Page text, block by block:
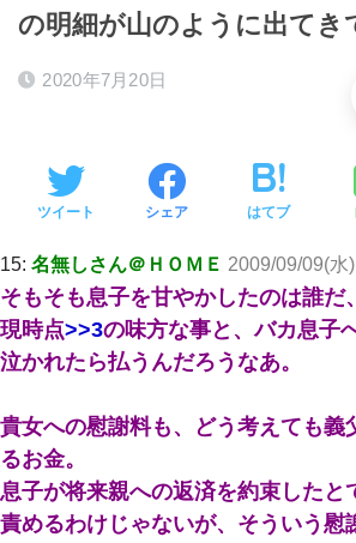
の明細が山のように出てき
2020年7月20日
ツイート シェア はてブ
15: 名無しさん＠ＨＯＭＥ 2009/09/09(水
そもそも息子を甘やかしたのは誰だ
現時点>>3の味方な事と、バカ息子
泣かれたら払うんだろうなあ。
貴女への慰謝料も、どう考えても義
るお金。
息子が将来親への返済を約束したと
責めるわけじゃないが、そういう慰